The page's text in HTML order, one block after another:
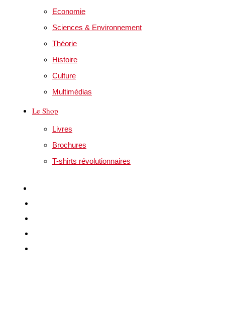
Economie
Sciences & Environnement
Théorie
Histoire
Culture
Multimédias
Le Shop
Livres
Brochures
T-shirts révolutionnaires